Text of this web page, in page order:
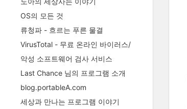
OS의 모든 것
류청파 - 흐르는 푸른 물결
VirusTotal - 무료 온라인 바이러스/
악성 소프트웨어 검사 서비스
Last Chance 님의 프로그램 소개
blog.portableA.com
세상과 만나는 프로그램 이야기